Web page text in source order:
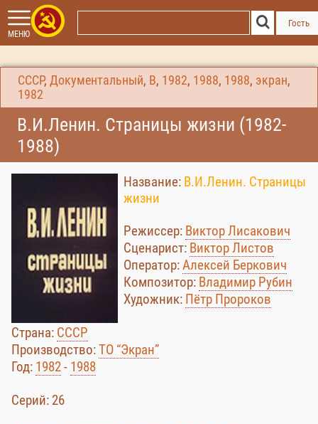
МЕНЮ
Гость
СССР, Документальный, В, 1982, 1988, 1988, экран,
1982
В.И.Ленин. Страницы жизни (1982-
1988)
Название: В.И.Ленин. Страницы
жизни
Режиссер: Виктор Лисакович
Сценарист: Виктор Листов
Оператор:Алексей Беркович
Композитор: Владимир Рубин
Художник: Пётр Пророков
Страна: СССР
Производство:ТО “Экран”
Год: 1982- 1988
Cерий: 26